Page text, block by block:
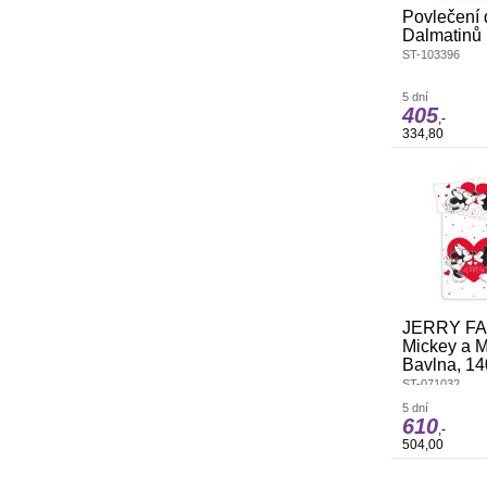
Povlečení
Dalmatinů
ST-103396
5 dní
405,-
334,80
JERRY
Mickey a
Bavlna,
ST-071032
5 dní
610,-
504,00